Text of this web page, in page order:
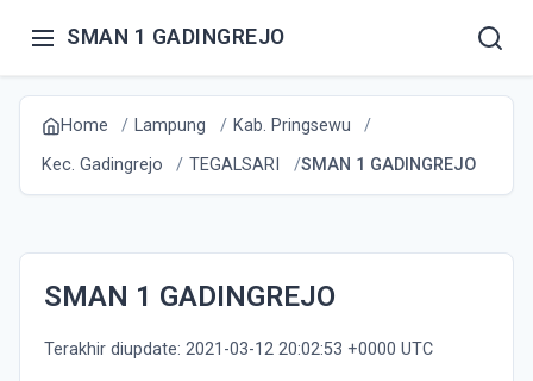
SMAN 1 GADINGREJO
Home Lampung
Kab. Pringsewu
Kec. Gadingrejo
TEGALSARI SMAN 1 GADINGREJO
SMAN 1 GADINGREJO
Terakhir diupdate: 2021-03-12 20:02:53 +0000 UTC